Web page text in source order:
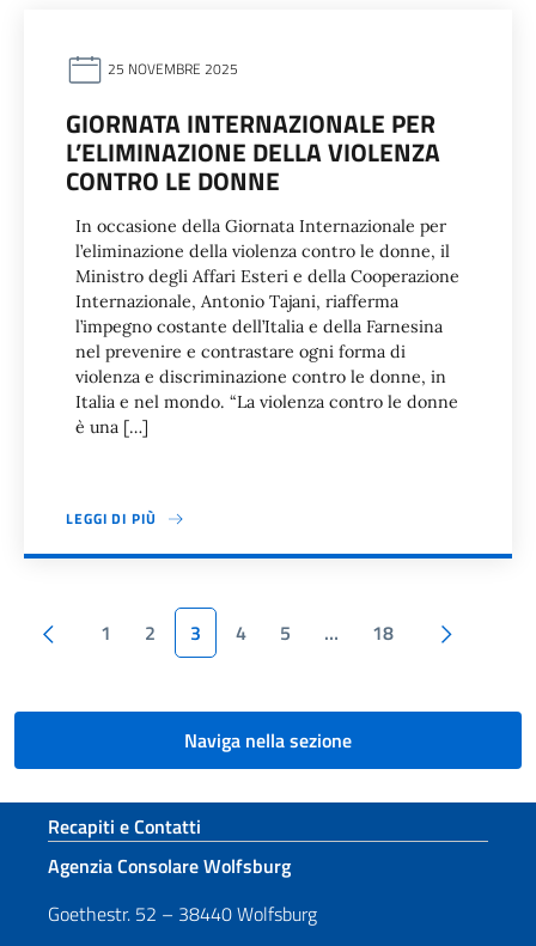
25 NOVEMBRE 2025
GIORNATA INTERNAZIONALE PER
L’ELIMINAZIONE DELLA VIOLENZA
CONTRO LE DONNE
In occasione della Giornata Internazionale per
l’eliminazione della violenza contro le donne, il
Ministro degli Affari Esteri e della Cooperazione
Internazionale, Antonio Tajani, riafferma
l’impegno costante dell’Italia e della Farnesina
nel prevenire e contrastare ogni forma di
violenza e discriminazione contro le donne, in
Italia e nel mondo. “La violenza contro le donne
è una […]
LEGGI DI PIÙ
Paginazione
Pagina precedente
1 2 3 4 5 … 18
Naviga nella sezione
Sezione footer
Recapiti e Contatti
Agenzia Consolare Wolfsburg
Goethestr. 52 – 38440 Wolfsburg